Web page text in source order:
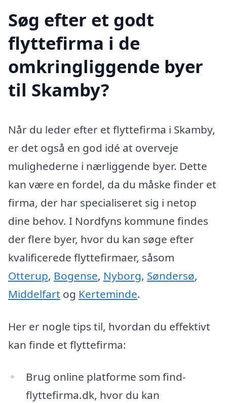
Søg efter et godt
flyttefirma i de
omkringliggende byer
til Skamby?
Når du leder efter et flyttefirma i Skamby,
er det også en god idé at overveje
mulighederne i nærliggende byer. Dette
kan være en fordel, da du måske finder et
firma, der har specialiseret sig i netop
dine behov. I Nordfyns kommune findes
der flere byer, hvor du kan søge efter
kvalificerede flyttefirmaer, såsom
Otterup, Bogense, Nyborg, Søndersø,
Middelfart og Kerteminde.
Her er nogle tips til, hvordan du effektivt
kan finde et flyttefirma:
Brug online platforme som find-
flyttefirma.dk, hvor du kan